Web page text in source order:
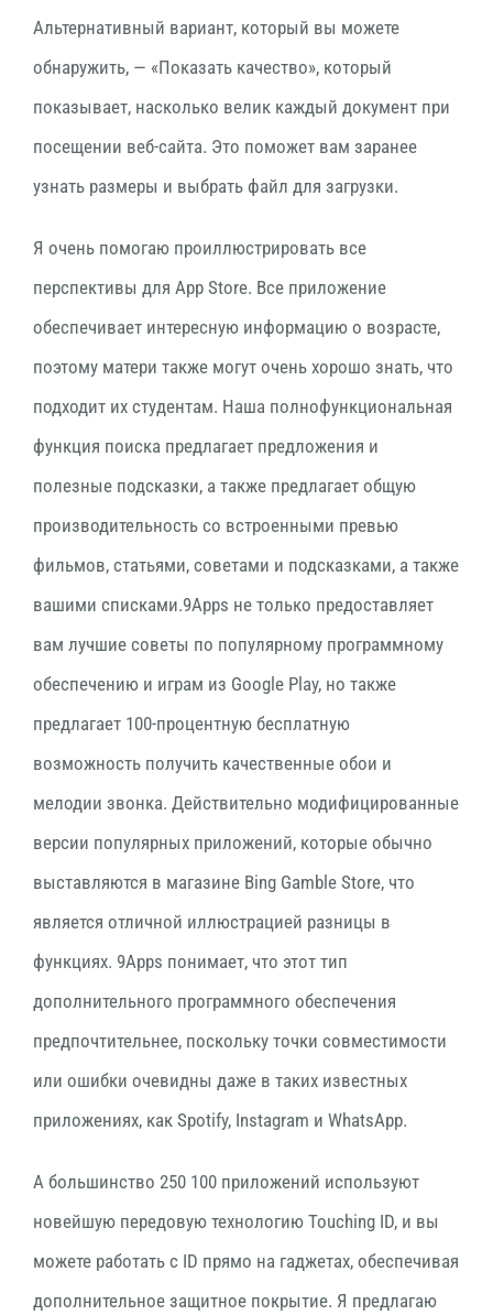
Альтернативный вариант, который вы можете
обнаружить, — «Показать качество», который
показывает, насколько велик каждый документ при
посещении веб-сайта. Это поможет вам заранее
узнать размеры и выбрать файл для загрузки.
Я очень помогаю проиллюстрировать все
перспективы для App Store. Все приложение
обеспечивает интересную информацию о возрасте,
поэтому матери также могут очень хорошо знать, что
подходит их студентам. Наша полнофункциональная
функция поиска предлагает предложения и
полезные подсказки, а также предлагает общую
производительность со встроенными превью
фильмов, статьями, советами и подсказками, а также
вашими списками.9Apps не только предоставляет
вам лучшие советы по популярному программному
обеспечению и играм из Google Play, но также
предлагает 100-процентную бесплатную
возможность получить качественные обои и
мелодии звонка. Действительно модифицированные
версии популярных приложений, которые обычно
выставляются в магазине Bing Gamble Store, что
является отличной иллюстрацией разницы в
функциях. 9Apps понимает, что этот тип
дополнительного программного обеспечения
предпочтительнее, поскольку точки совместимости
или ошибки очевидны даже в таких известных
приложениях, как Spotify, Instagram и WhatsApp.
А большинство 250 100 приложений используют
новейшую передовую технологию Touching ID, и вы
можете работать с ID прямо на гаджетах, обеспечивая
дополнительное защитное покрытие. Я предлагаю